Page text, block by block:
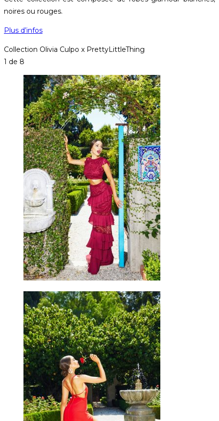
noires ou rouges.
Plus d’infos
Collection Olivia Culpo x PrettyLittleThing
1 de 8